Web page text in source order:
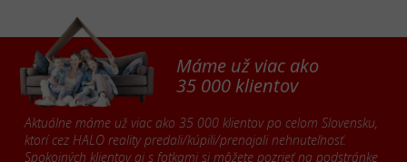
Máme už viac ako
35 000 klientov
Aktuálne máme už viac ako 35 000 klientov po celom Slovensku,
ktorí cez HALO reality predali/kúpili/prenajali nehnuteľnosť.
Spokojných klientov aj s fotkami si môžete pozrieť na podstránke